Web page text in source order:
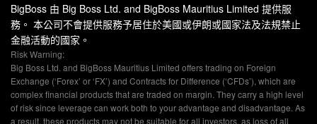
BigBoss 由 Big Boss Ltd. and BigBoss Mauritius Limited 提供服
務。 本公司不會提供服務予居住於美國或伊朗或國家法及法規禁止
金融活動的國家。
Risk Warning:
Big Boss Ltd. and BigBoss Mauritius Limited offers trading on Foreign
Exchange (‘Forex’ or ‘FX’) and Contracts for Difference (‘CFDs’), which are
complex financial products that are traded on margin. They carry a high level
of risk since leverage can work both to your advantage and disadvantage. As
a result, these products may not be suitable for all investors, as loss of all